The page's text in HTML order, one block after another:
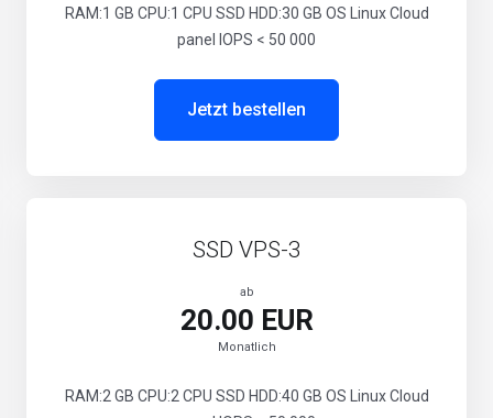
RAM:1 GB CPU:1 CPU SSD HDD:30 GB OS Linux Cloud
panel IOPS < 50 000
Jetzt bestellen
SSD VPS-3
ab
20.00 EUR
Monatlich
RAM:2 GB CPU:2 CPU SSD HDD:40 GB OS Linux Cloud